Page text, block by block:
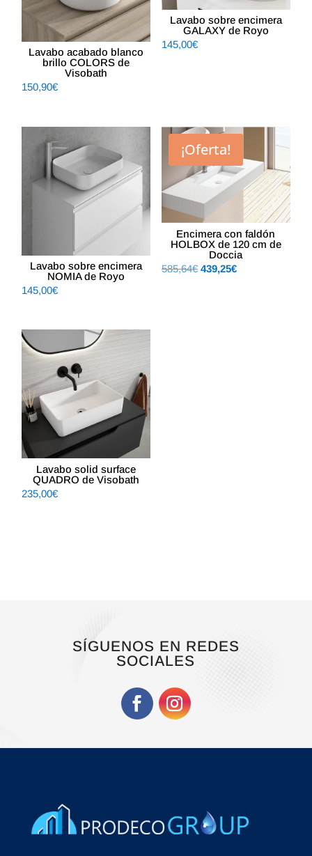
Lavabo acabado blanco
brillo COLORS de
Visobath
150,90€
Lavabo sobre encimera
GALAXY de Royo
145,00€
Lavabo sobre encimera
NOMIA de Royo
145,00€
¡Oferta!
Encimera con faldón
HOLBOX de 120 cm de
Doccia
585,64€ El
439,25€El
Lavabo solid surface
QUADRO de Visobath
235,00€
SÍGUENOS EN REDES
SOCIALES